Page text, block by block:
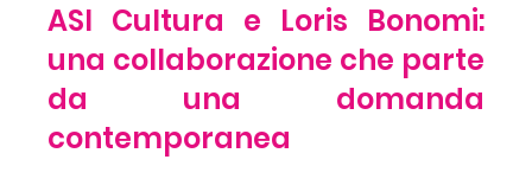
ASI Cultura e Loris Bonomi:
una collaborazione che parte
da una domanda
contemporanea